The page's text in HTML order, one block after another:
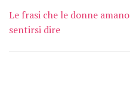
Le frasi che le donne amano
sentirsi dire